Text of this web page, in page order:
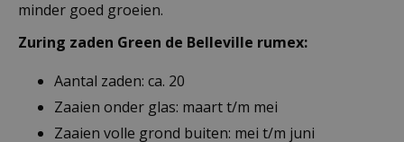
minder goed groeien.
Zuring zaden Green de Belleville rumex:
Aantal zaden: ca. 20
Zaaien onder glas: maart t/m mei
Zaaien volle grond buiten: mei t/m juni